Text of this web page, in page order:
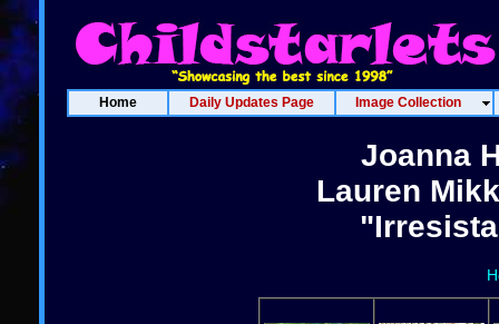
Home Daily Updates Page Image Collection
Joanna
Lauren